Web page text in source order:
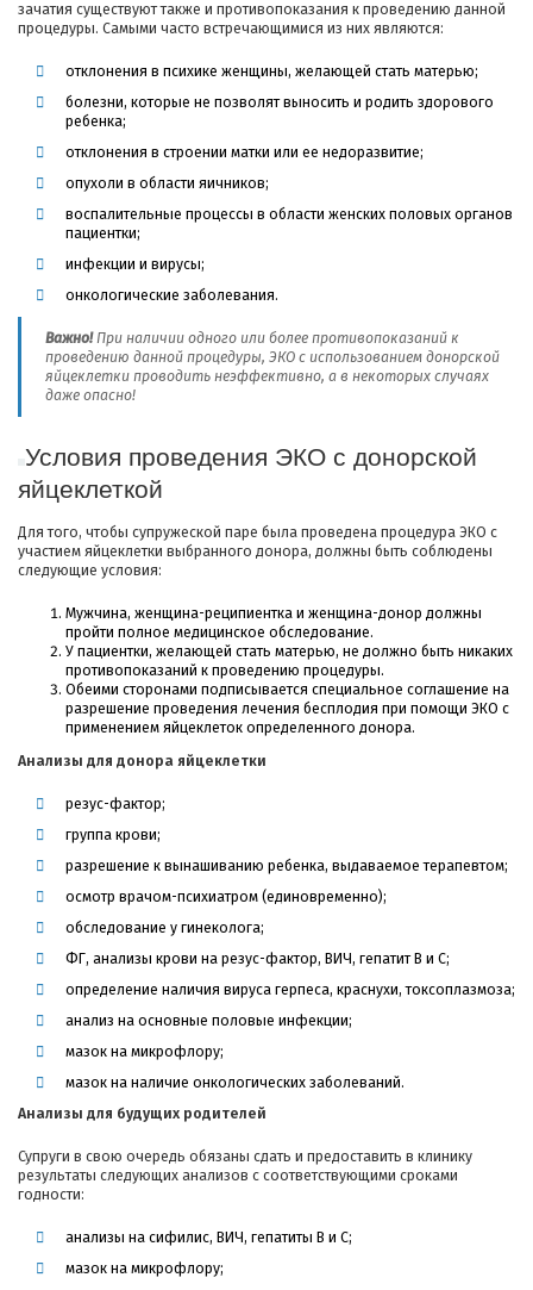
зачатия существуют также и противопоказания к проведению данной
процедуры. Самыми часто встречающимися из них являются:
отклонения в психике женщины, желающей стать матерью;
болезни, которые не позволят выносить и родить здорового
ребенка;
отклонения в строении матки или ее недоразвитие;
опухоли в области яичников;
воспалительные процессы в области женских половых органов
пациентки;
инфекции и вирусы;
онкологические заболевания.
Важно!При наличии одного или более противопоказаний к
проведению данной процедуры, ЭКО с использованием донорской
яйцеклетки проводить неэффективно, а в некоторых случаях
даже опасно!
Условия проведения ЭКО с донорской
яйцеклеткой
Для того, чтобы супружеской паре была проведена процедура ЭКО с
участием яйцеклетки выбранного донора, должны быть соблюдены
следующие условия:
Мужчина, женщина-реципиентка и женщина-донор должны
пройти полное медицинское обследование.
У пациентки, желающей стать матерью, не должно быть никаких
противопоказаний к проведению процедуры.
Обеими сторонами подписывается специальное соглашение на
разрешение проведения лечения бесплодия при помощи ЭКО с
применением яйцеклеток определенного донора.
Анализы для донора яйцеклетки
резус-фактор;
группа крови;
разрешение к вынашиванию ребенка, выдаваемое терапевтом;
осмотр врачом-психиатром (единовременно);
обследование у гинеколога;
ФГ, анализы крови на резус-фактор, ВИЧ, гепатит В и С;
определение наличия вируса герпеса, краснухи, токсоплазмоза;
анализ на основные половые инфекции;
мазок на микрофлору;
мазок на наличие онкологических заболеваний.
Анализы для будущих родителей
Супруги в свою очередь обязаны сдать и предоставить в клинику
результаты следующих анализов с соответствующими сроками
годности:
анализы на сифилис, ВИЧ, гепатиты В и С;
мазок на микрофлору;